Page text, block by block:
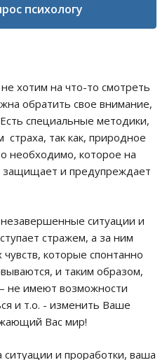
психологу
хотим на что-то смотреть
обратить свое внимание,
специальные методики,
страха, так как, природное
необходимо, которое на
защищает и предупреждает
незавершенные ситуации и
стражем, а за ним
которые спонтанно
и таким образом,
не имеют возможности
и т.о. - изменить Ваше
Вас мир!
и проработки, ваша